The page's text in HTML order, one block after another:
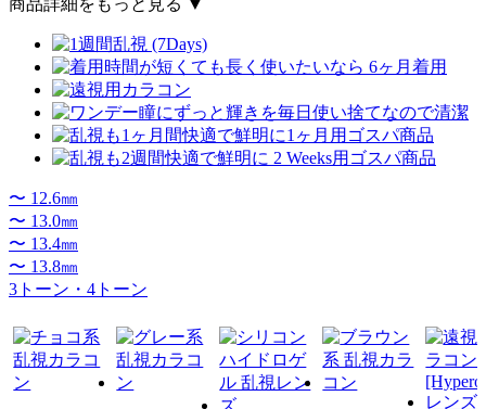
商品詳細をもっと見る ▼
〜 12.6㎜
〜 13.0㎜
〜 13.4㎜
〜 13.8㎜
3トーン・4トーン